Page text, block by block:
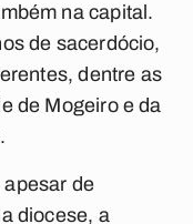
na capital.
de sacerdócio,
dentre as
de Mogeiro e da
de
diocese, a